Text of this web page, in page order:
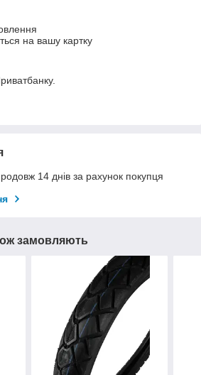
на вашу картку
14 днів за рахунок покупця
замовляють